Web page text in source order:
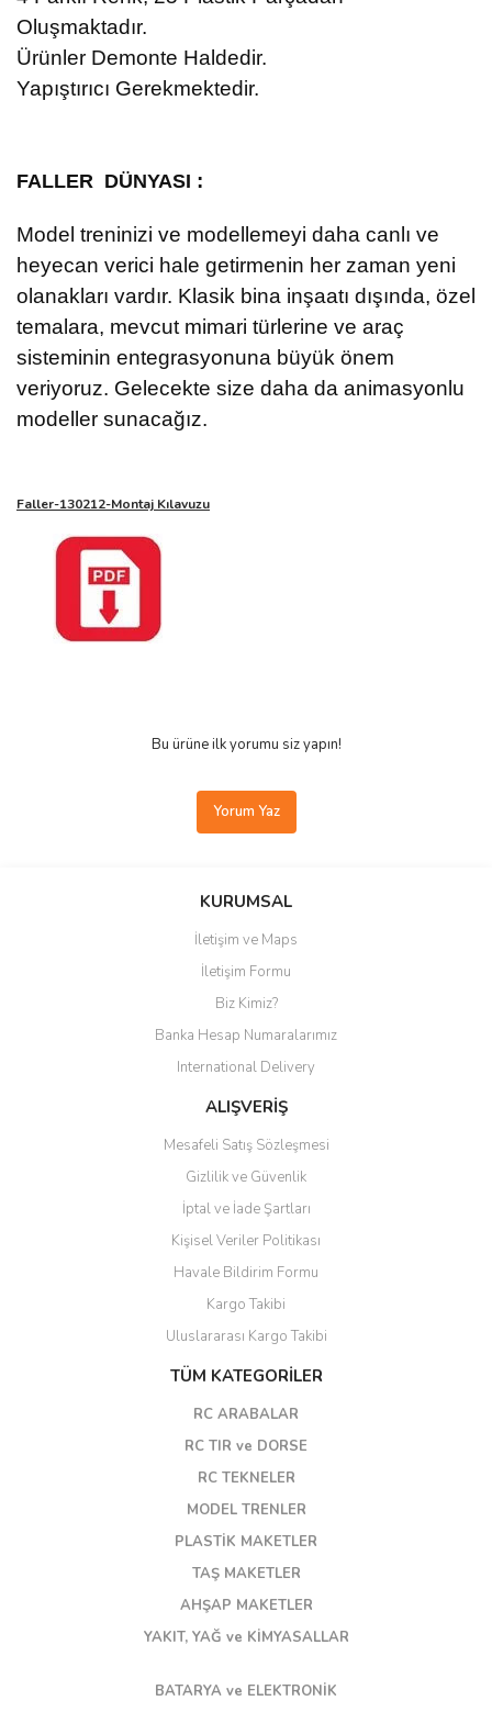
Oluşmaktadır.
Ürünler Demonte Haldedir.
Yapıştırıcı Gerekmektedir.
FALLER DÜNYASI :
Model treninizi ve modellemeyi daha canlı ve
heyecan verici hale getirmenin her zaman yeni
olanakları vardır. Klasik bina inşaatı dışında, özel
temalara, mevcut mimari türlerine ve araç
sisteminin entegrasyonuna büyük önem
veriyoruz. Gelecekte size daha da animasyonlu
modeller sunacağız.
Faller-130212-Montaj Kılavuzu
Bu ürüne ilk yorumu siz yapın!
Yorum Yaz
KURUMSAL
İletişim ve Maps
İletişim Formu
Biz Kimiz?
Banka Hesap Numaralarımız
International Delivery
ALIŞVERİŞ
Mesafeli Satış Sözleşmesi
Gizlilik ve Güvenlik
İptal ve İade Şartları
Kişisel Veriler Politikası
Havale Bildirim Formu
Kargo Takibi
Uluslararası Kargo Takibi
TÜM KATEGORİLER
RC ARABALAR
RC TIR ve DORSE
RC TEKNELER
MODEL TRENLER
PLASTİK MAKETLER
TAŞ MAKETLER
AHŞAP MAKETLER
YAKIT, YAĞ ve KİMYASALLAR
BATARYA ve ELEKTRONİK